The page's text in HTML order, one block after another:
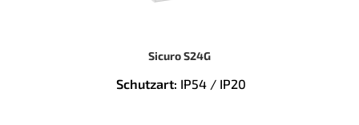
Schutzart: IP54 / IP20
Sicuro S24G